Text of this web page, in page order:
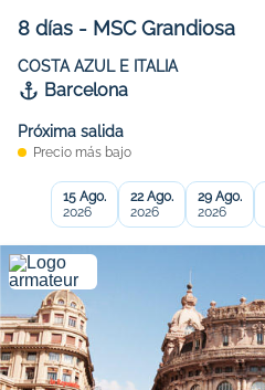
8 días - MSC Grandiosa
COSTA AZUL E ITALIA
Barcelona
Próxima salida
Precio más bajo
15 Ago.
2026
22 Ago.
2026
29 Ago.
2026